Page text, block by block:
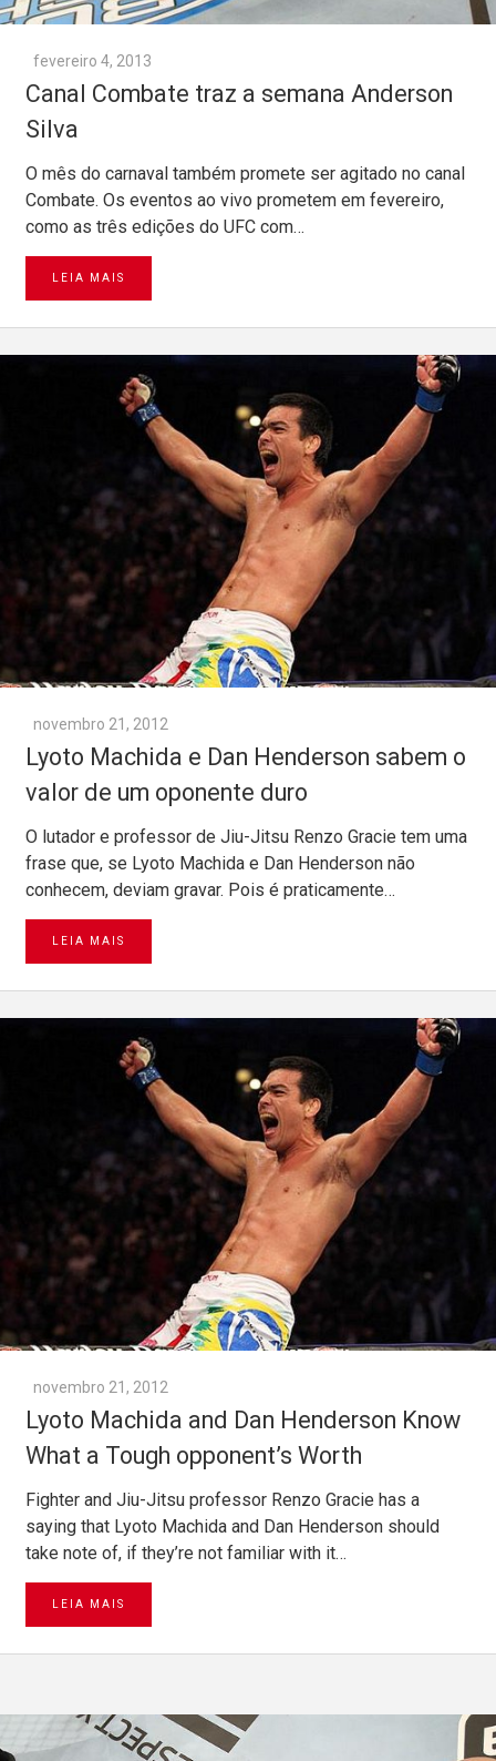
fevereiro 4, 2013
Canal Combate traz a semana Anderson
Silva
O mês do carnaval também promete ser agitado no canal
Combate. Os eventos ao vivo prometem em fevereiro,
como as três edições do UFC com…
LEIA MAIS
novembro 21, 2012
Lyoto Machida e Dan Henderson sabem o
valor de um oponente duro
O lutador e professor de Jiu-Jitsu Renzo Gracie tem uma
frase que, se Lyoto Machida e Dan Henderson não
conhecem, deviam gravar. Pois é praticamente…
LEIA MAIS
novembro 21, 2012
Lyoto Machida and Dan Henderson Know
What a Tough opponent’s Worth
Fighter and Jiu-Jitsu professor Renzo Gracie has a
saying that Lyoto Machida and Dan Henderson should
take note of, if they’re not familiar with it…
LEIA MAIS